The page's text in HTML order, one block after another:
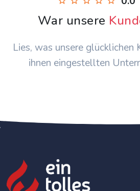
War unsere
Lies, was unsere glücklichen
ihnen eingestellten